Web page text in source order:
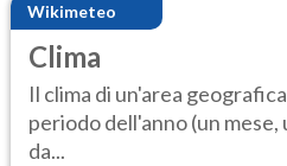
Wikimeteo
Clima
Il clima di un'area
periodo dell'anno (un
da...